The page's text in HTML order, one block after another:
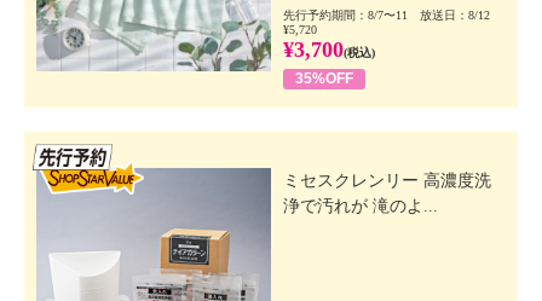
先行予約期間：8/7〜11 放送日：8/12
¥5,720
¥3,700(税込)
35%OFF
ミセスクレンリー 高濃度洗
浄で汚れが 滝のよ...